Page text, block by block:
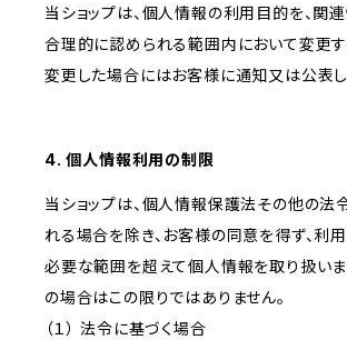
当ショップは、個人情報の利用目的を、関
合理的に認められる範囲内において変更す
変更した場合にはお客様に通知又は公表し
4. 個人情報利用の制限
当ショップは、個人情報保護法その他の法
れる場合を除き、お客様の同意を得ず、利
必要な範囲を超えて個人情報を取り扱いま
の場合はこの限りではありません。
（１） 法令に基づく場合